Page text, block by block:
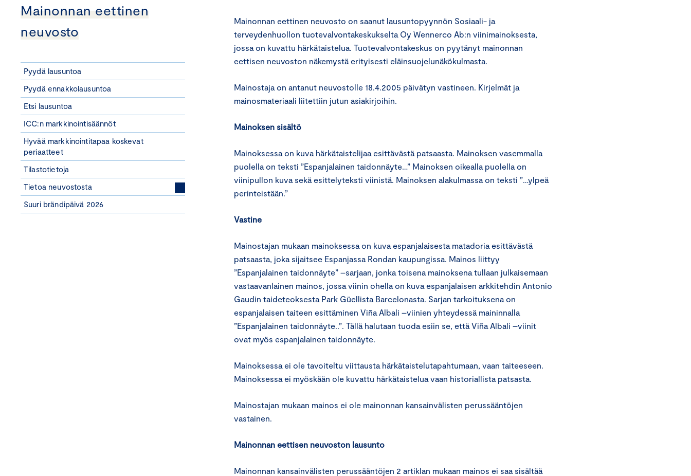
Mainonnan eettinen
neuvosto
Pyydä lausuntoa
Pyydä ennakkolausuntoa
Etsi lausuntoa
ICC:n markkinointisäännöt
Hyvää markkinointitapaa koskevat
periaatteet
Tilastotietoja
Tietoa neuvostosta
Suuri brändipäivä 2026
Mainonnan eettinen neuvosto on saanut lausuntopyynnön Sosiaali- ja
terveydenhuollon tuotevalvontakeskukselta Oy Wennerco Ab:n viinimainoksesta,
jossa on kuvattu härkätaistelua. Tuotevalvontakeskus on pyytänyt mainonnan
eettisen neuvoston näkemystä erityisesti eläinsuojelunäkökulmasta.
Mainostaja on antanut neuvostolle 18.4.2005 päivätyn vastineen. Kirjelmät ja
mainosmateriaali liitettiin jutun asiakirjoihin.
Mainoksen sisältö
Mainoksessa on kuva härkätaistelijaa esittävästä patsaasta. Mainoksen vasemmalla
puolella on teksti ”Espanjalainen taidonnäyte…” Mainoksen oikealla puolella on
viinipullon kuva sekä esittelyteksti viinistä. Mainoksen alakulmassa on teksti ”…ylpeä
perinteistään.”
Vastine
Mainostajan mukaan mainoksessa on kuva espanjalaisesta matadoria esittävästä
patsaasta, joka sijaitsee Espanjassa Rondan kaupungissa. Mainos liittyy
”Espanjalainen taidonnäyte” –sarjaan, jonka toisena mainoksena tullaan julkaisemaan
vastaavanlainen mainos, jossa viinin ohella on kuva espanjalaisen arkkitehdin Antonio
Gaudin taideteoksesta Park Güellista Barcelonasta. Sarjan tarkoituksena on
espanjalaisen taiteen esittäminen Viña Albali –viinien yhteydessä maininnalla
”Espanjalainen taidonnäyte..”. Tällä halutaan tuoda esiin se, että Viña Albali –viinit
ovat myös espanjalainen taidonnäyte.
Mainoksessa ei ole tavoiteltu viittausta härkätaistelutapahtumaan, vaan taiteeseen.
Mainoksessa ei myöskään ole kuvattu härkätaistelua vaan historiallista patsasta.
Mainostajan mukaan mainos ei ole mainonnan kansainvälisten perussääntöjen
vastainen.
Mainonnan eettisen neuvoston lausunto
Mainonnan kansainvälisten perussääntöjen 2 artiklan mukaan mainos ei saa sisältää